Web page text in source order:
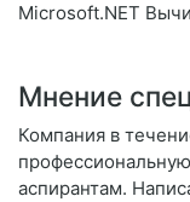
Microsoft.NET
Мнение
Компания в
аспирантам.